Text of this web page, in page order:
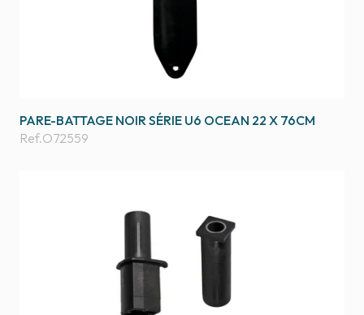
PARE-BATTAGE NOIR SÉRIE U6 OCEAN 22 X 76CM
Ref.O72559